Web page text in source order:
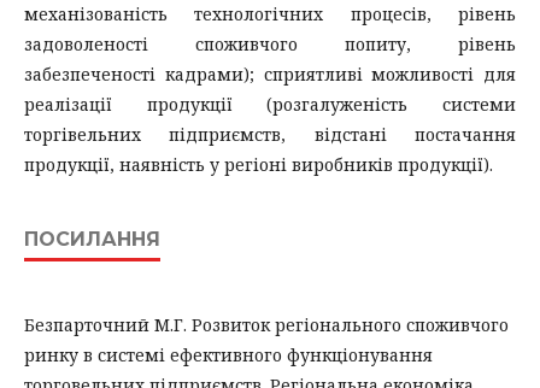
механізованість технологічних процесів, рівень
задоволеності споживчого попиту, рівень
забезпеченості кадрами); сприятливі можливості для
реалізації продукції (розгалуженість системи
торгівельних підприємств, відстані постачання
продукції, наявність у регіоні виробників продукції).
ПОСИЛАННЯ
Безпарточний М.Г. Розвиток регіонального споживчого
ринку в системі ефективного функціонування